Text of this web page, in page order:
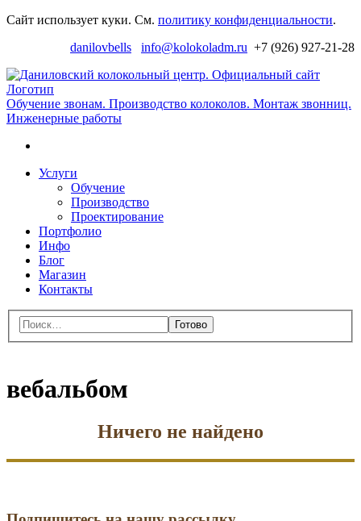
Перейти
Сайт использует куки. См. политику конфиденциальности.
danilovbells
info@kolokoladm.ru +7 (926) 927-21-28
Обучение звонам. Производство колоколов. Монтаж звонниц.
Инженерные работы
Перейти
содержимому
Услуги
Обучение
Производство
Проектирование
Портфолио
Инфо
Блог
Магазин
Контакты
Меню
Поиск:
поиска
вебальбом
Ничего не найдено